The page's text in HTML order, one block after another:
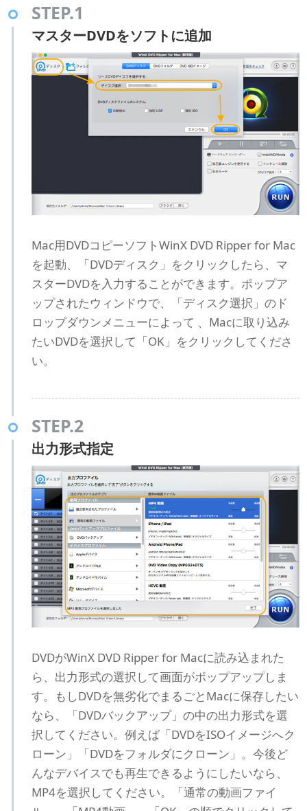
STEP.1
マスターDVDをソフトに追加
Mac用DVDコピーソフトWinX DVD Ripper for Mac
を起動、「DVDディスク」をクリックしたら、マ
スターDVDを入力することができます。ポップア
ップされたウィンドウで、「ディスク選択」のド
ロップダウンメニューによって 、Macに取り込み
たいDVDを選択して「OK」をクリックしてくださ
い。
STEP.2
出力形式指定
DVDがWinX DVD Ripper for Macに読み込まれた
ら、出力形式の選択して画面がポップアップしま
す。もしDVDを無劣化でまるごとMacに保存したい
なら、「DVDバックアップ」の中の出力形式を選
択してください。例えば「DVDをISOイメージへク
ローン」「DVDをフォルダにクローン」。今後ど
んなデバイスでも再生できるようにしたいなら、
MP4を選択してください。「通常の動画ファイ